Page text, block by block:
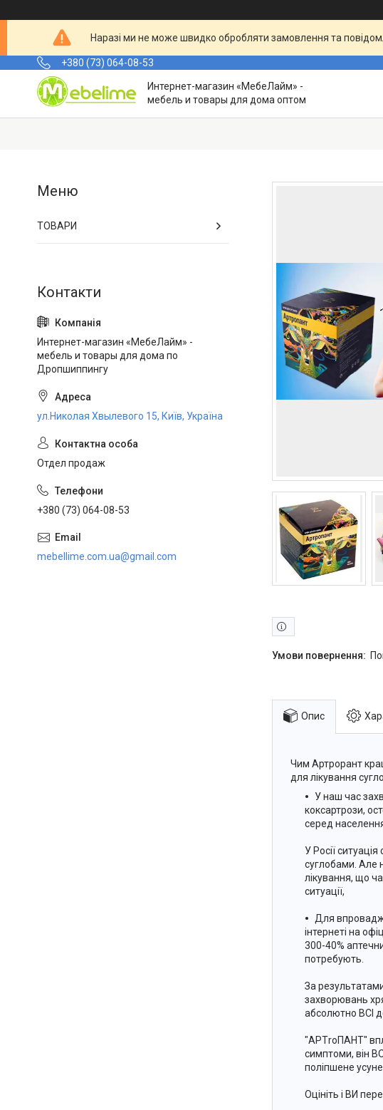
Наразі ми не може швидко обробляти замовлення та
+380 (73) 064-08-53
Интернет-магазин «МебеЛайм» -
мебель и товары для дома оптом
Опис
Чим Артрорант
для лікування
У наш час
коксартрози,
серед
У Росії
суглобами. Але
лікування, що
ситуації,
Для
інтернеті на
300-40%
потребують.
За
захворювань
абсолютно ВСІ
"АРТroПАНТ"
симптоми, він
поліпшене
Оцініть і ВИ
ТОВАРИ
Интернет-магазин «МебеЛайм» -
мебель и товары для дома по
Дропшиппингу
ул.Николая Хвылевого 15, Київ, Україна
Отдел продаж
+380 (73) 064-08-53
mebellime.com.ua@gmail.com